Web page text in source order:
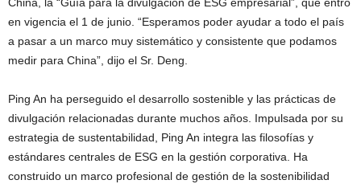
China, la “Guía para la divulgación de ESG empresarial”, que entró
en vigencia el 1 de junio. “Esperamos poder ayudar a todo el país
a pasar a un marco muy sistemático y consistente que podamos
medir para China”, dijo el Sr. Deng.
Ping An ha perseguido el desarrollo sostenible y las prácticas de
divulgación relacionadas durante muchos años. Impulsada por su
estrategia de sustentabilidad, Ping An integra las filosofías y
estándares centrales de ESG en la gestión corporativa. Ha
construido un marco profesional de gestión de la sostenibilidad